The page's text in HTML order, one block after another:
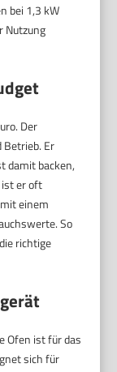
bei 1,3 kW
Nutzung
Der
Er
damit backen,
ist er oft
einem
So
richtige
Ofen ist für das
sich für